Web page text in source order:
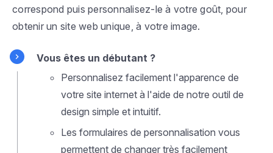
correspond puis personnalisez-le à votre goût, pour
obtenir un site web unique, à votre image.
Vous êtes un débutant ?
Personnalisez facilement l'apparence de
votre site internet à l'aide de notre outil de
design simple et intuitif.
Les formulaires de personnalisation vous
permettent de changer très facilement